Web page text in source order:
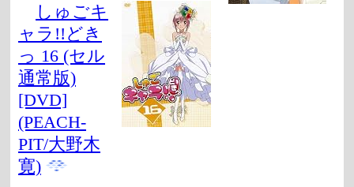
しゅごキ
ャラ!!どき
っ 16 (セル
通常版)
[DVD]
(PEACH-
PIT/大野木
寛)